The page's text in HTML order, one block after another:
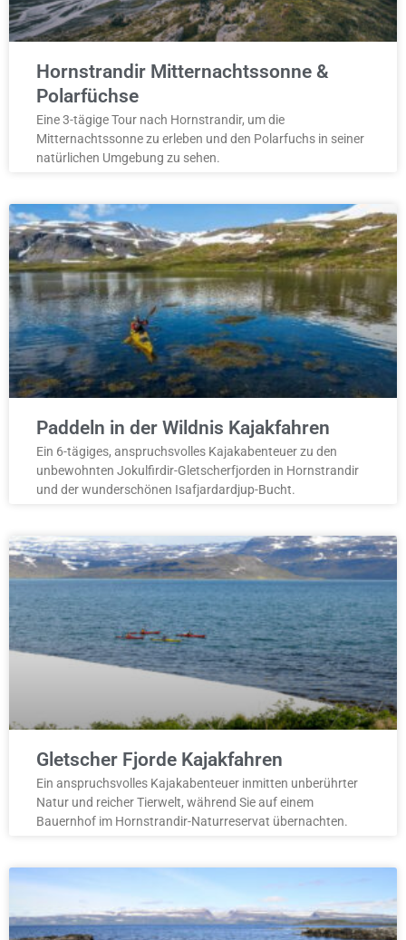
Hornstrandir Mitternachtssonne &
Polarfüchse
Eine 3-tägige Tour nach Hornstrandir, um die
Mitternachtssonne zu erleben und den Polarfuchs in seiner
natürlichen Umgebung zu sehen.
Paddeln in der Wildnis Kajakfahren
Ein 6-tägiges, anspruchsvolles Kajakabenteuer zu den
unbewohnten Jokulfirdir-Gletscherfjorden in Hornstrandir
und der wunderschönen Isafjardardjup-Bucht.
Gletscher Fjorde Kajakfahren
Ein anspruchsvolles Kajakabenteuer inmitten unberührter
Natur und reicher Tierwelt, während Sie auf einem
Bauernhof im Hornstrandir-Naturreservat übernachten.